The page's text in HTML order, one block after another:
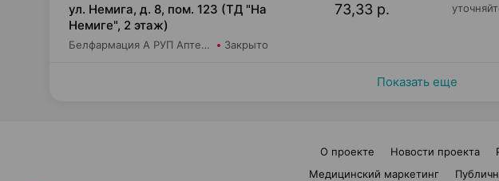
ул. Немига, д. 8, пом. 123 (ТД "На
Немиге", 2 этаж)
Белфармация А РУП Аптека №7 Закрыто
73,33 р.
Показать еще
О проекте Новости проекта
Медицинский маркетинг